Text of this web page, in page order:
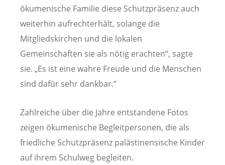
ökumenische Familie diese Schutzpräsenz auch
weiterhin aufrechterhält, solange die
Mitgliedskirchen und die lokalen
Gemeinschaften sie als nötig erachten“, sagte
sie. „Es ist eine wahre Freude und die Menschen
sind dafür sehr dankbar.“
Zahlreiche über die Jahre entstandene Fotos
zeigen ökumenische Begleitpersonen, die als
friedliche Schutzpräsenz palästinensische Kinder
auf ihrem Schulweg begleiten.